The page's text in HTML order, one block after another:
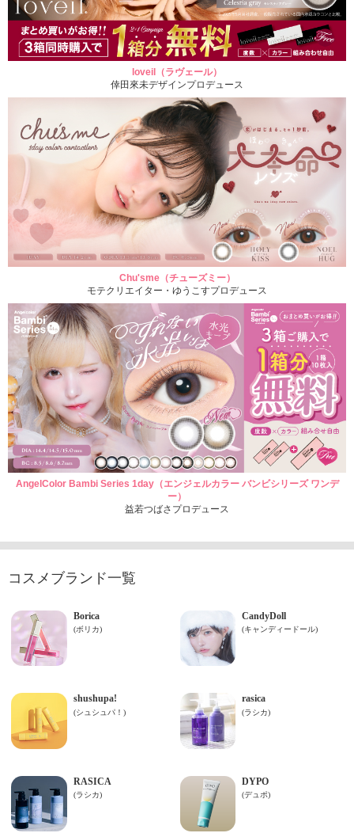
loveil（ラヴェール）
倖田來未デザインプロデュース
Chu'sme（チューズミー）
モテクリエイター・ゆうこすプロデュース
AngelColor Bambi Series 1day（エンジェルカラー バンビシリーズ ワンデ
ー）
益若つばさプロデュース
コスメブランド一覧